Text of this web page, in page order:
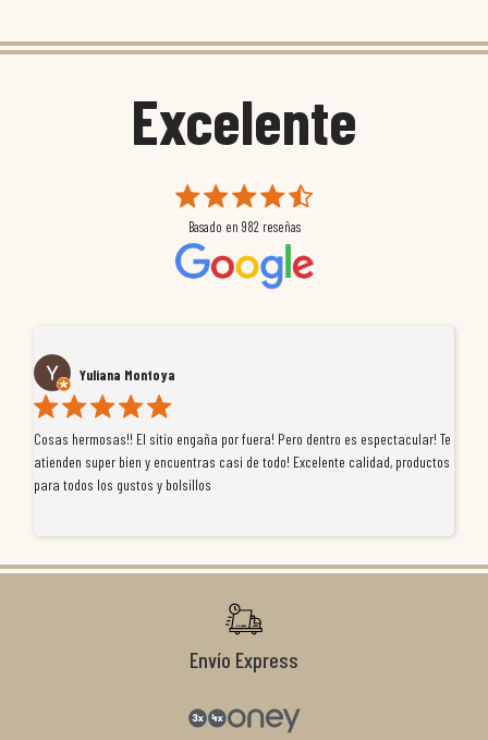
Excelente
Basado en 982 reseñas
Yuliana Montoya
Cosas hermosas!! El sitio engaña por fuera! Pero dentro es espectacular! Te
atienden super bien y encuentras casi de todo! Excelente calidad, productos
para todos los gustos y bolsillos
Envío Express